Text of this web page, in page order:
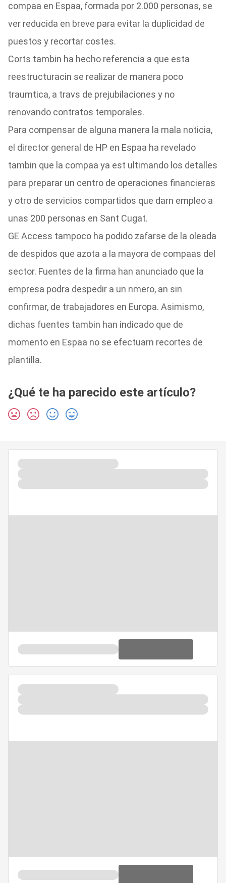
compaa en Espaa, formada por 2.000 personas, se
ver reducida en breve para evitar la duplicidad de
puestos y recortar costes.
Corts tambin ha hecho referencia a que esta
reestructuracin se realizar de manera poco
traumtica, a travs de prejubilaciones y no
renovando contratos temporales.
Para compensar de alguna manera la mala noticia,
el director general de HP en Espaa ha revelado
tambin que la compaa ya est ultimando los detalles
para preparar un centro de operaciones financieras
y otro de servicios compartidos que darn empleo a
unas 200 personas en Sant Cugat.
GE Access tampoco ha podido zafarse de la oleada
de despidos que azota a la mayora de compaas del
sector. Fuentes de la firma han anunciado que la
empresa podra despedir a un nmero, an sin
confirmar, de trabajadores en Europa. Asimismo,
dichas fuentes tambin han indicado que de
momento en Espaa no se efectuarn recortes de
plantilla.
¿Qué te ha parecido este artículo?